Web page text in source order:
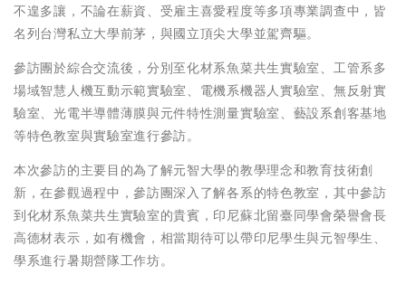
不遑多讓，不論在薪資、受雇主喜愛程度等多項專業調查中，皆
名列台灣私立大學前茅，與國立頂尖大學並駕齊驅。
參訪團於綜合交流後，分別至化材系魚菜共生實驗室、工管系多
場域智慧人機互動示範實驗室、電機系機器人實驗室、無反射實
驗室、光電半導體薄膜與元件特性測量實驗室、藝設系創客基地
等特色教室與實驗室進行參訪。
本次參訪的主要目的為了解元智大學的教學理念和教育技術創
新，在參觀過程中，參訪團深入了解各系的特色教室，其中參訪
到化材系魚菜共生實驗室的貴賓，印尼蘇北留臺同學會榮譽會長
高德材表示，如有機會，相當期待可以帶印尼學生與元智學生、
學系進行暑期營隊工作坊。